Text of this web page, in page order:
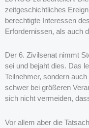
zeitgeschichtliches
berechtigte Interessen
Erfordernissen, als auch
Der 6. Zivilsenat nimmt
sei und bejaht dies. Das
Teilnehmer, sondern
schwer bei größeren
sich nicht vermeiden,
Vor allem aber die